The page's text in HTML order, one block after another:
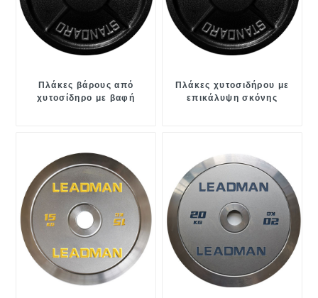
Πλάκες βάρους από
χυτοσίδηρο με βαφή
Πλάκες χυτοσιδήρου με
επικάλυψη σκόνης